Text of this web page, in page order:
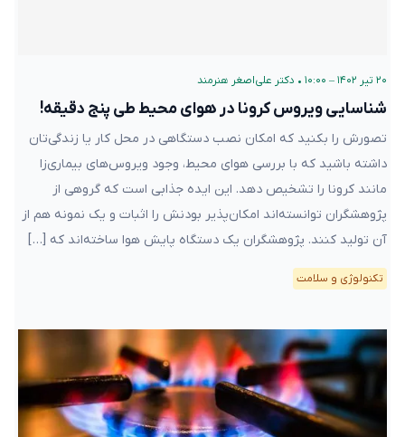
۲۰ تیر ۱۴۰۲ – ۱۰:۰۰ • دکتر علی‌اصغر هنرمند
شناسایی ویروس کرونا در هوای محیط طی پنج دقیقه!
تصورش را بکنید که امکان نصب دستگاهی در محل کار یا زندگی‌تان
داشته‌ باشید که با بررسی هوای محیط، وجود ویروس‌های بیماری‌زا
مانند کرونا را تشخیص دهد. این ایده‌ جذابی است که گروهی از
پژوهشگران توانسته‌اند امکان‌پذیر بودنش را اثبات و یک نمونه هم از
آن تولید کنند. پژوهشگران یک دستگاه پایش هوا ساخته‌اند که […]
تکنولوژی و سلامت